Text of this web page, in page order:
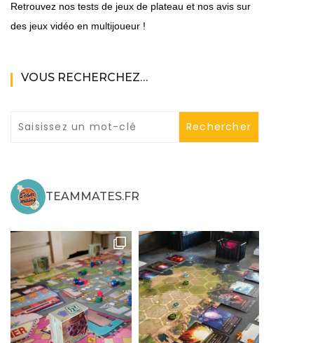
X|S
Retrouvez nos tests de jeux de plateau et nos avis sur
des jeux vidéo en multijoueur !
VOUS RECHERCHEZ…
TEAMMATES.FR